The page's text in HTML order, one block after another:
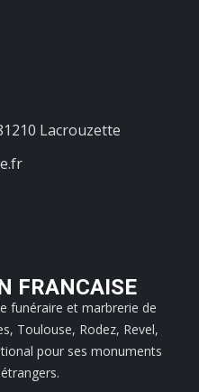
Lacrouzette
FRANCAISE
funéraire et marbrerie de
Toulouse, Rodez, Revel,
pour ses monuments